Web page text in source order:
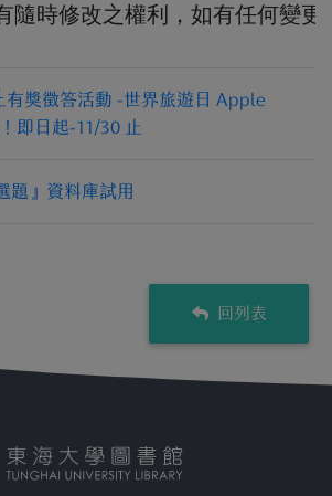
有隨時修改之權利，如有任何
有獎徵答活動 -世界旅遊日 Apple
即日起-11/30 止
題』資料庫試用
回列表